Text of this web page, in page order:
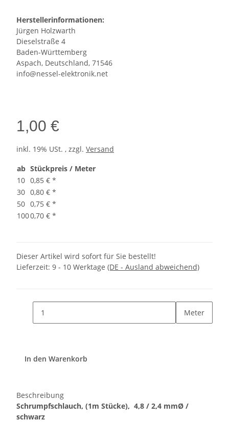
Herstellerinformationen:
Jürgen Holzwarth
Dieselstraße 4
Baden-Württemberg
Aspach, Deutschland, 71546
info@nessel-elektronik.net
1,00 €
inkl. 19% USt. , zzgl. Versand
ab Stückpreis / Meter
10 0,85 € *
30 0,80 € *
50 0,75 € *
1000,70 € *
Dieser Artikel wird sofort für Sie bestellt!
Lieferzeit: 9 - 10 Werktage (DE - Ausland abweichend)
Meter
In den Warenkorb
Beschreibung
Schrumpfschlauch, (1m Stücke), 4,8 / 2,4 mmØ /
schwarz